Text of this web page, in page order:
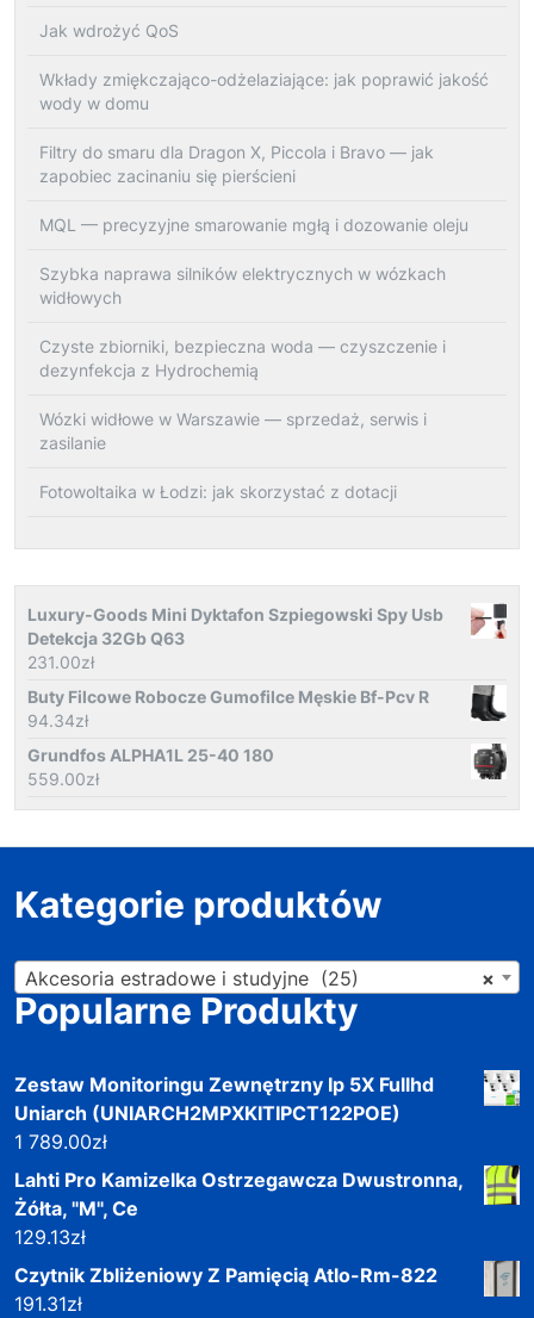
Jak wdrożyć QoS
Wkłady zmiękczająco-odżelaziające: jak poprawić jakość
wody w domu
Filtry do smaru dla Dragon X, Piccola i Bravo — jak
zapobiec zacinaniu się pierścieni
MQL — precyzyjne smarowanie mgłą i dozowanie oleju
Szybka naprawa silników elektrycznych w wózkach
widłowych
Czyste zbiorniki, bezpieczna woda — czyszczenie i
dezynfekcja z Hydrochemią
Wózki widłowe w Warszawie — sprzedaż, serwis i
zasilanie
Fotowoltaika w Łodzi: jak skorzystać z dotacji
Luxury-Goods Mini Dyktafon Szpiegowski Spy Usb
Detekcja 32Gb Q63
231.00zł
Buty Filcowe Robocze Gumofilce Męskie Bf-Pcv R
94.34zł
Grundfos ALPHA1L 25-40 180
559.00zł
Kategorie produktów
×
Akcesoria estradowe i studyjne (25)
Popularne Produkty
Zestaw Monitoringu Zewnętrzny Ip 5X Fullhd
Uniarch (UNIARCH2MPXKITIPCT122POE)
1 789.00zł
Lahti Pro Kamizelka Ostrzegawcza Dwustronna,
Żółta, "M", Ce
129.13zł
Czytnik Zbliżeniowy Z Pamięcią Atlo-Rm-822
191.31zł